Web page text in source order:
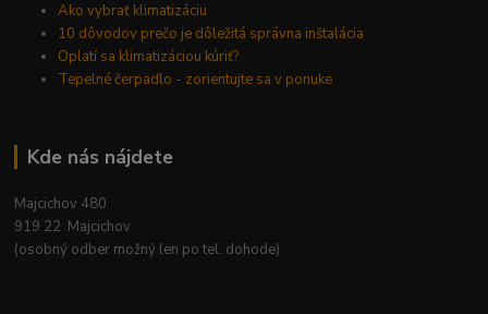
Ako vybrať klimatizáciu
10 dôvodov prečo je dôležitá správna inštalácia
Oplatí sa klimatizáciou kúriť?
Tepelné čerpadlo - zorientujte sa v ponuke
Kde nás nájdete
Majcichov 480
919 22 Majcichov
(osobný odber možný len po tel. dohode)